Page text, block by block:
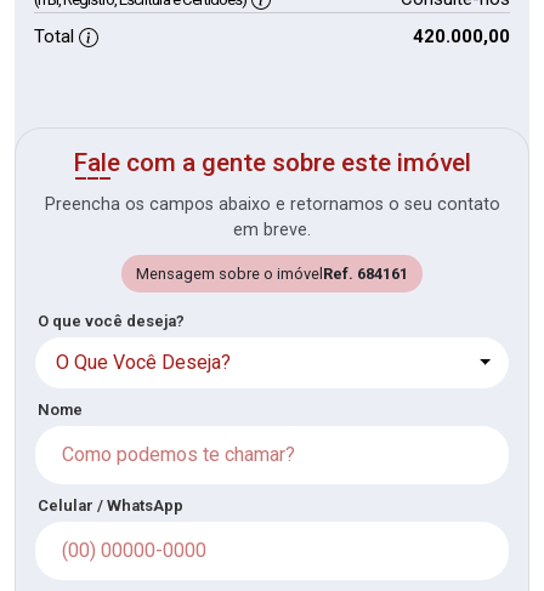
Total
420.000,00
Fale com a gente sobre este imóvel
Preencha os campos abaixo e retornamos o seu contato
em breve.
Mensagem sobre o imóvel Ref. 684161
O que você deseja?
O Que Você Deseja?
Nome
Celular / WhatsApp